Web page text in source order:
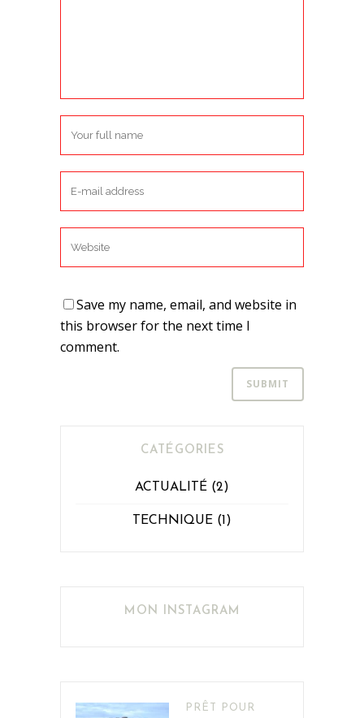
Save my name, email, and website in
this browser for the next time I
comment.
CATÉGORIES
ACTUALITÉ (2)
TECHNIQUE (1)
MON INSTAGRAM
PRÊT POUR